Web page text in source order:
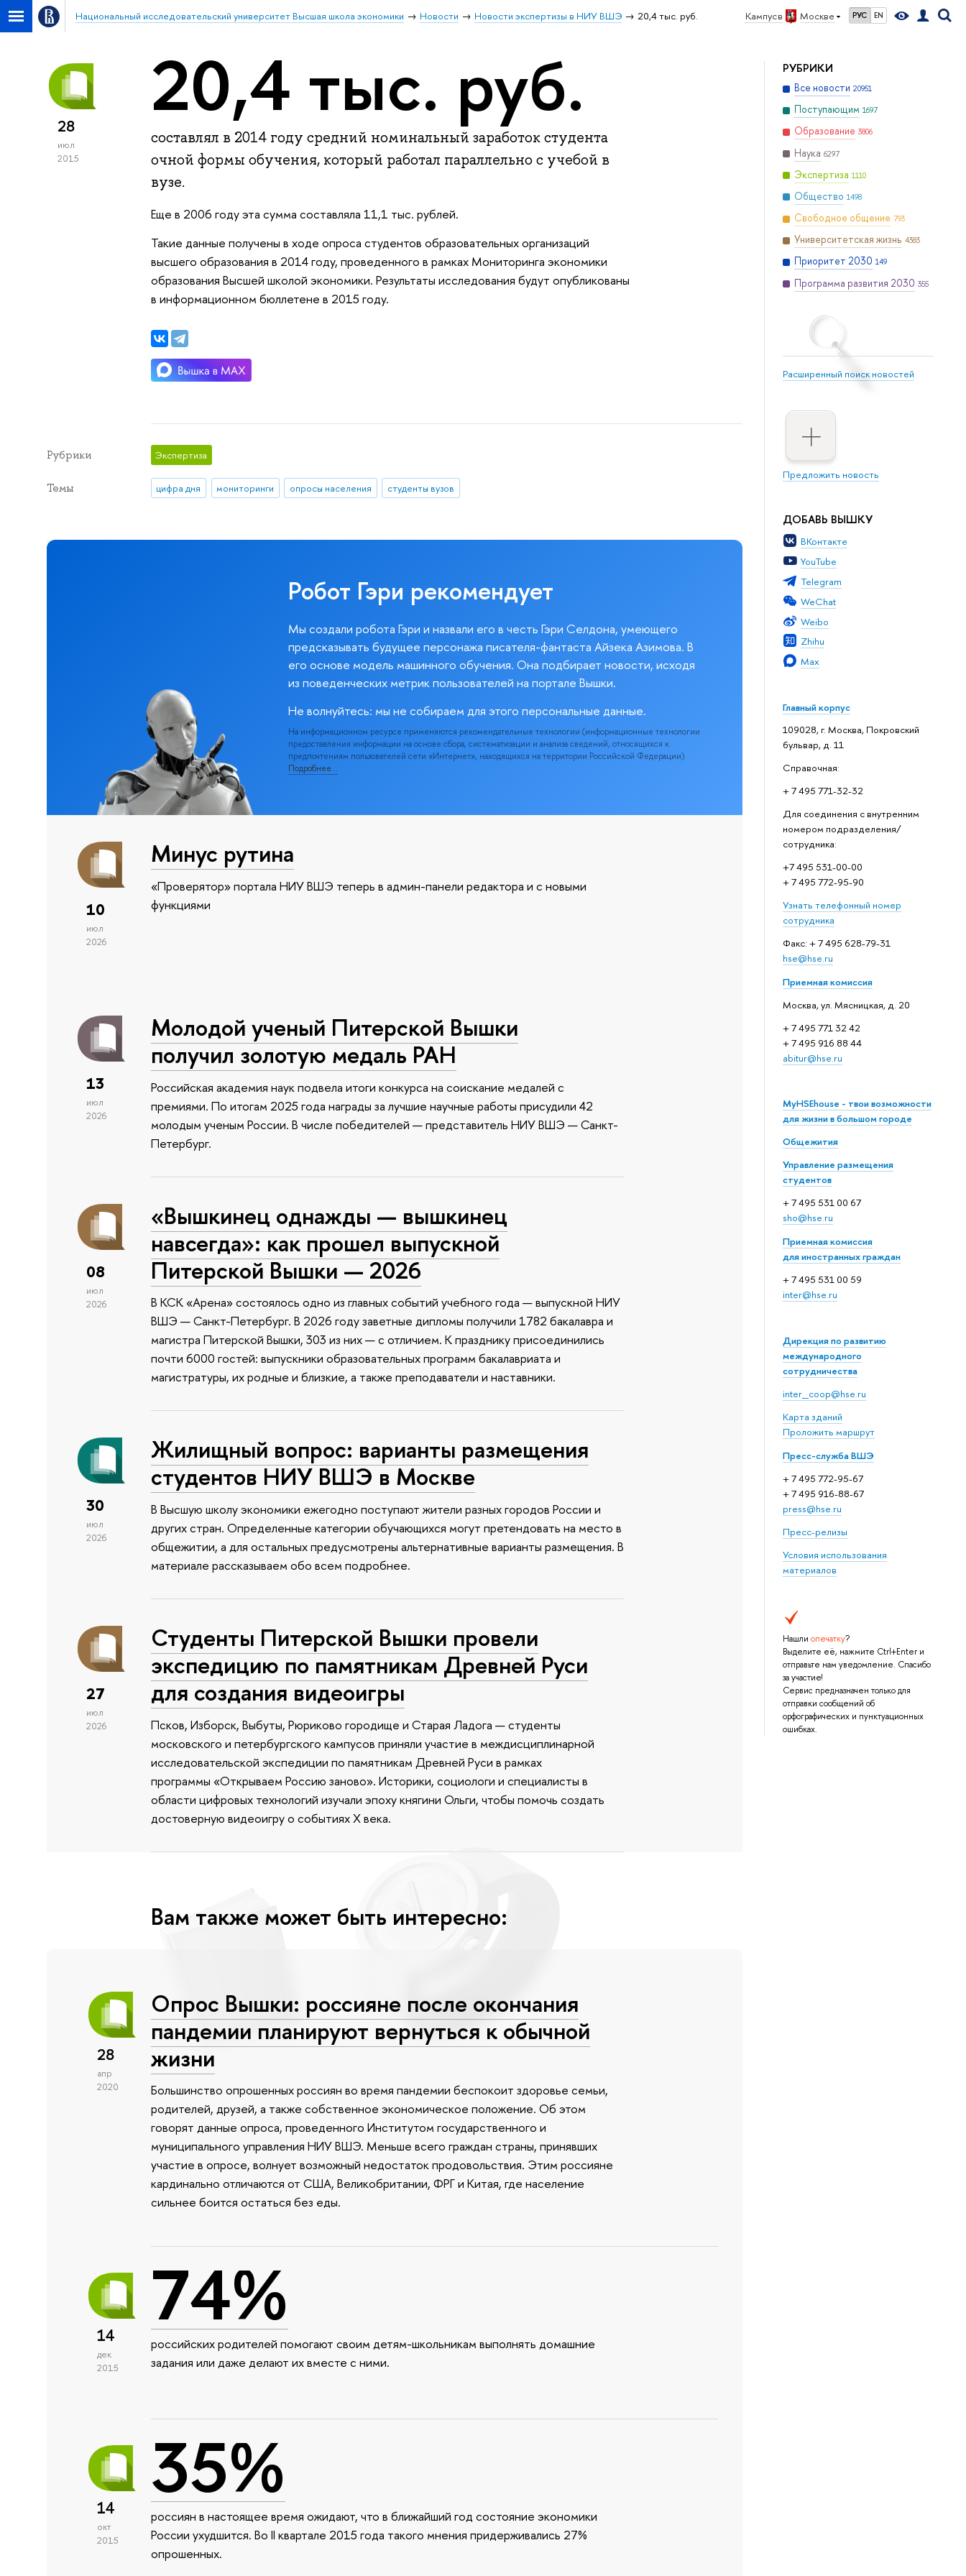
Кампус в Москве РУС EN
Национальный исследовательский университет Высшая школа экономики Новости Новости экспертизы в НИУ ВШЭ 20,4 тыс. руб.
РУБРИКИ
Все новости 20951
Поступающим 1697
Образование 3806
Наука 6297
Экспертиза 1110
Общество 1498
Свободное общение 793
Университетская жизнь 4383
Приоритет 2030 149
Программа развития 2030 355
Расширенный поиск новостей
Предложить новость
ДОБАВЬ ВЫШКУ
ВКонтакте
YouTube
Telegram
WeChat
Weibo
Zhihu
Max
Главный корпус
109028, г. Москва, Покровский
бульвар, д. 11
Справочная:
+ 7 495 771-32-32
Для соединения с внутренним
номером подразделения/
сотрудника:
+7 495 531-00-00
+ 7 495 772-95-90
Узнать телефонный номер
сотрудника
Факс: + 7 495 628-79-31
hse@hse.ru
Приемная комиссия
Москва, ул. Мясницкая, д. 20
+ 7 495 771 32 42
+ 7 495 916 88 44
abitur@hse.ru
MyHSEhouse - твои возможности
для жизни в большом городе
Общежития
Управление размещения
студентов
+ 7 495 531 00 67
sho@hse.ru
Приемная комиссия
для иностранных граждан
+ 7 495 531 00 59
inter@hse.ru
Дирекция по развитию
международного
сотрудничества
inter_coop@hse.ru
Карта зданий
Проложить маршрут
Пресс-служба ВШЭ
+ 7 495 772-95-67
+ 7 495 916-88-67
press@hse.ru
Пресс-релизы
Условия использования
материалов
Нашли опечатку?
Выделите её, нажмите Ctrl+Enter и
отправьте нам уведомление. Спасибо
за участие!
Сервис предназначен только для
отправки сообщений об
орфографических и пунктуационных
ошибках.
28
июл
2015
20,4 тыс. руб.
составлял в 2014 году средний номинальный заработок студента
очной формы обучения, который работал параллельно с учебой в
вузе.
Еще в 2006 году эта сумма составляла 11,1 тыс. рублей.
Такие данные получены в ходе опроса студентов образовательных организаций
высшего образования в 2014 году, проведенного в рамках Мониторинга экономики
образования Высшей школой экономики. Результаты исследования будут опубликованы
в информационном бюллетене в 2015 году.
Рубрики Экспертиза
Темы цифра дня мониторинги опросы населения студенты вузов
Робот Гэри рекомендует
Мы создали робота Гэри и назвали его в честь Гэри Селдона, умеющего
предсказывать будущее персонажа писателя-фантаста Айзека Азимова. В
его основе модель машинного обучения. Она подбирает новости, исходя
из поведенческих метрик пользователей на портале Вышки.
Не волнуйтесь: мы не собираем для этого персональные данные.
На информационном ресурсе применяются рекомендательные технологии (информационные технологии
предоставления информации на основе сбора, систематизации и анализа сведений, относящихся к
предпочтениям пользователей сети «Интернет», находящихся на территории Российской Федерации).
Подробнее…
10
июл
2026
Минус рутина
«Проверятор» портала НИУ ВШЭ теперь в админ-панели редактора и с новыми
функциями
13
июл
2026
Молодой ученый Питерской Вышки
получил золотую медаль РАН
Российская академия наук подвела итоги конкурса на соискание медалей с
премиями. По итогам 2025 года награды за лучшие научные работы присудили 42
молодым ученым России. В числе победителей — представитель НИУ ВШЭ — Санкт-
Петербург.
08
июл
2026
«Вышкинец однажды — вышкинец
навсегда»: как прошел выпускной
Питерской Вышки — 2026
В КСК «Арена» состоялось одно из главных событий учебного года — выпускной НИУ
ВШЭ — Санкт-Петербург. В 2026 году заветные дипломы получили 1782 бакалавра и
магистра Питерской Вышки, 303 из них — с отличием. К празднику присоединились
почти 6000 гостей: выпускники образовательных программ бакалавриата и
магистратуры, их родные и близкие, а также преподаватели и наставники.
30
июл
2026
Жилищный вопрос: варианты размещения
студентов НИУ ВШЭ в Москве
В Высшую школу экономики ежегодно поступают жители разных городов России и
других стран. Определенные категории обучающихся могут претендовать на место в
общежитии, а для остальных предусмотрены альтернативные варианты размещения. В
материале рассказываем обо всем подробнее.
27
июл
2026
Студенты Питерской Вышки провели
экспедицию по памятникам Древней Руси
для создания видеоигры
Псков, Изборск, Выбуты, Рюриково городище и Старая Ладога — студенты
московского и петербургского кампусов приняли участие в междисциплинарной
исследовательской экспедиции по памятникам Древней Руси в рамках
программы «Открываем Россию заново». Историки, социологи и специалисты в
области цифровых технологий изучали эпоху княгини Ольги, чтобы помочь создать
достоверную видеоигру о событиях X века.
Вам также может быть интересно:
28
апр
2020
Опрос Вышки: россияне после окончания
пандемии планируют вернуться к обычной
жизни
Большинство опрошенных россиян во время пандемии беспокоит здоровье семьи,
родителей, друзей, а также собственное экономическое положение. Об этом
говорят данные опроса, проведенного Институтом государственного и
муниципального управления НИУ ВШЭ. Меньше всего граждан страны, принявших
участие в опросе, волнует возможный недостаток продовольствия. Этим россияне
кардинально отличаются от США, Великобритании, ФРГ и Китая, где население
сильнее боится остаться без еды.
14
дек
2015
74%
российских родителей помогают своим детям-школьникам выполнять домашние
задания или даже делают их вместе с ними.
14
окт
2015
35%
россиян в настоящее время ожидают, что в ближайший год состояние экономики
России ухудшится. Во II квартале 2015 года такого мнения придерживались 27%
опрошенных.